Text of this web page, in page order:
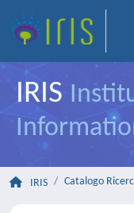
IRIS
IRIS Catalogo